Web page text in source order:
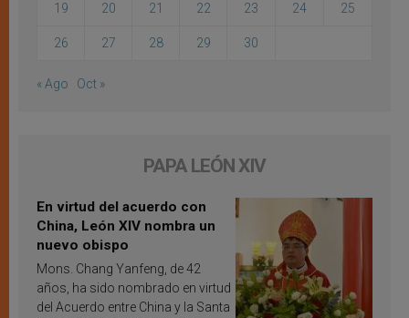
19 20 21 22 23 24 25
26 27 28 29 30
« Ago Oct »
PAPA LEÓN XIV
En virtud del acuerdo con
China, León XIV nombra un
nuevo obispo
Mons. Chang Yanfeng, de 42
años, ha sido nombrado en virtud
del Acuerdo entre China y la Santa